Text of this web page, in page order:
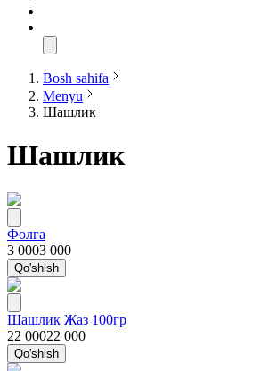
Bosh sahifa
Menyu
Шашлик
Шашлик
Фолга
3 0003 000
Qo'shish
Шашлик Жаз 100гр
22 00022 000
Qo'shish